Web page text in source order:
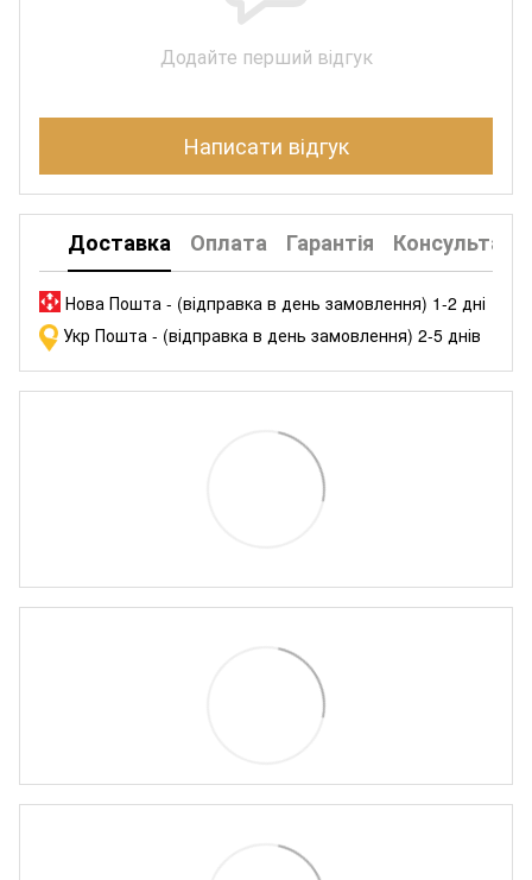
Додайте перший відгук
Написати відгук
Доставка Оплата Гарантія Консультація
Нова Пошта - (відправка в день замовлення) 1-2 дні
Укр Пошта - (відправка в день замовлення) 2-5 днів